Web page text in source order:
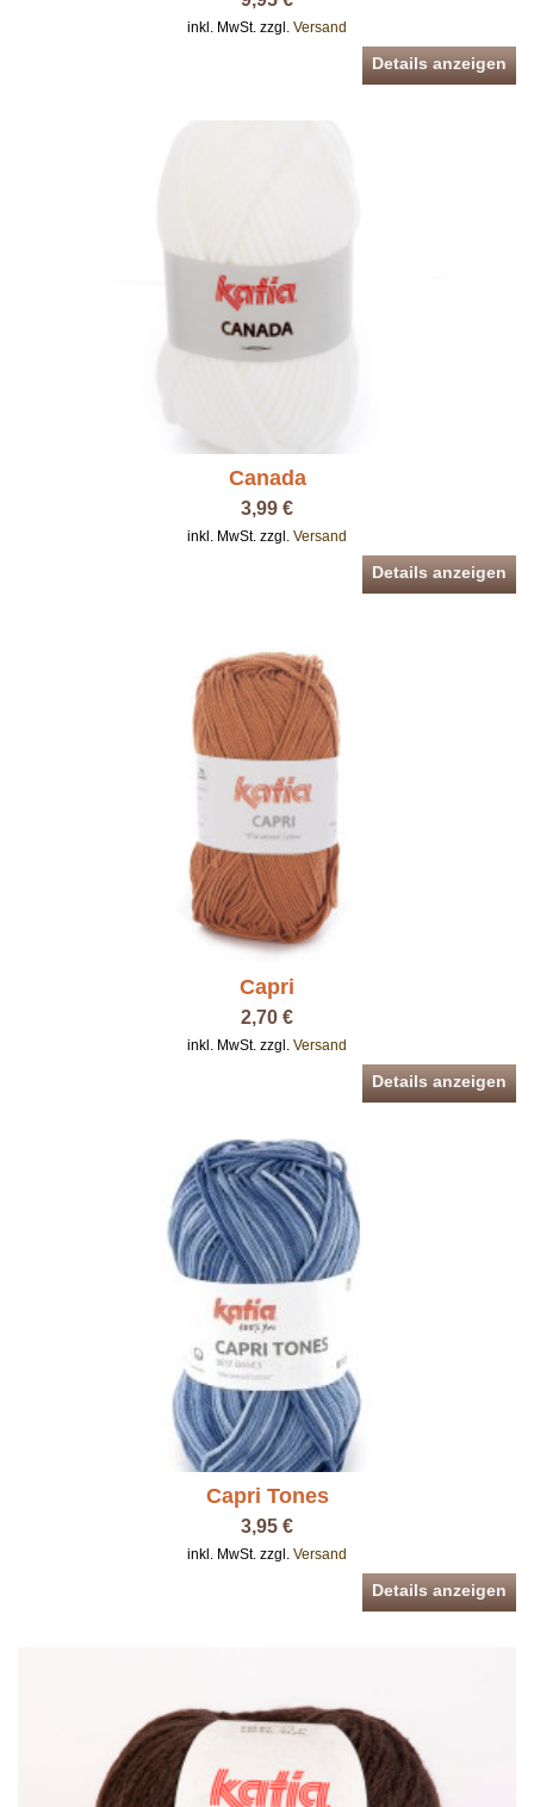
inkl. MwSt. zzgl. Versand
Details anzeigen
Canada
3,99 €
inkl. MwSt. zzgl. Versand
Details anzeigen
Capri
2,70 €
inkl. MwSt. zzgl. Versand
Details anzeigen
Capri Tones
3,95 €
inkl. MwSt. zzgl. Versand
Details anzeigen